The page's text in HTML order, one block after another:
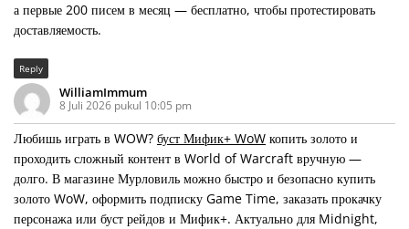
а первые 200 писем в месяц — бесплатно, чтобы протестировать
доставляемость.
Reply
WilliamImmum
8 Juli 2026 pukul 10:05 pm
Любишь играть в WOW? буст Мифик+ WoW копить золото и
проходить сложный контент в World of Warcraft вручную —
долго. В магазине Мурловиль можно быстро и безопасно купить
золото WoW, оформить подписку Game Time, заказать прокачку
персонажа или буст рейдов и Мифик+. Актуально для Midnight,